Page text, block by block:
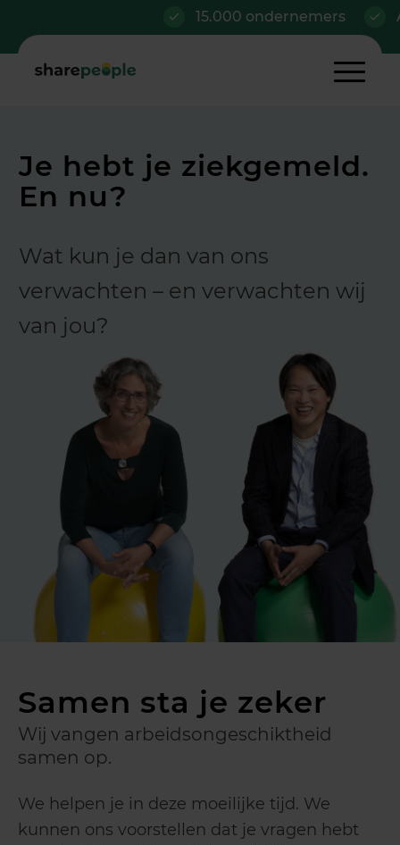
15.000 ondernemers Al
Je hebt je ziekgemeld.
En nu?
Wat kun je dan van ons
verwachten – en verwachten wij
van jou?
Samen sta je zeker
Wij vangen arbeidsongeschiktheid
samen op.
We helpen je in deze moeilijke tijd. We
kunnen ons voorstellen dat je vragen hebt